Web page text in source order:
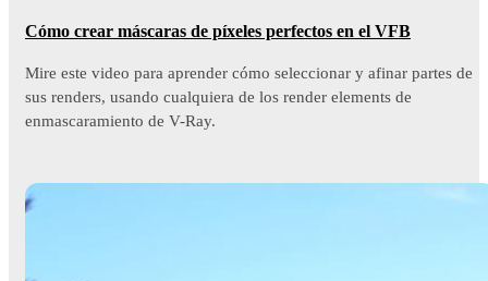
Cómo crear máscaras de píxeles perfectos en el VFB
Mire este video para aprender cómo seleccionar y afinar partes de
sus renders, usando cualquiera de los render elements de
enmascaramiento de V-Ray.